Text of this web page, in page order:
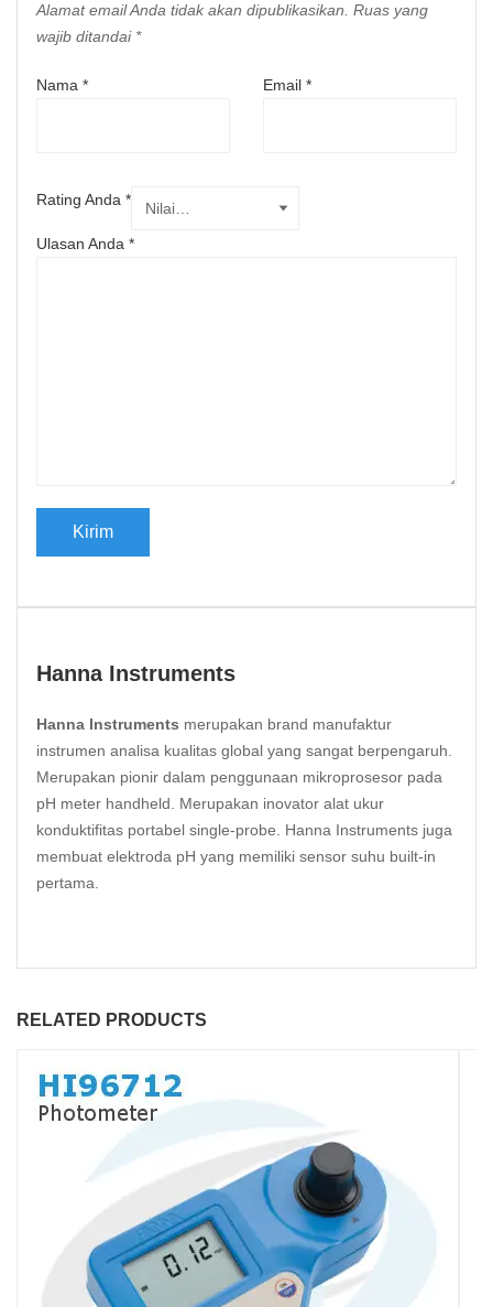
Alamat email Anda tidak akan dipublikasikan. Ruas yang
wajib ditandai *
Nama * Email *
Rating Anda *
Ulasan Anda *
Hanna Instruments
Hanna Instruments merupakan brand manufaktur
instrumen analisa kualitas global yang sangat berpengaruh.
Merupakan pionir dalam penggunaan mikroprosesor pada
pH meter handheld. Merupakan inovator alat ukur
konduktifitas portabel single-probe. Hanna Instruments juga
membuat elektroda pH yang memiliki sensor suhu built-in
pertama.
RELATED PRODUCTS